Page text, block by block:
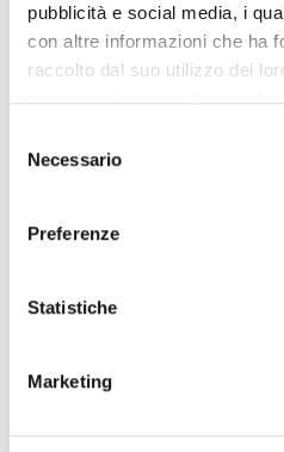
pubblicità e social media, i
con altre informazioni che ha
raccolto dal suo utilizzo dei
delNecessario
Preferenze
Statistiche
Marketing